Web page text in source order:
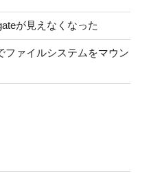
が見えなくなった
ファイルシステムをマウン